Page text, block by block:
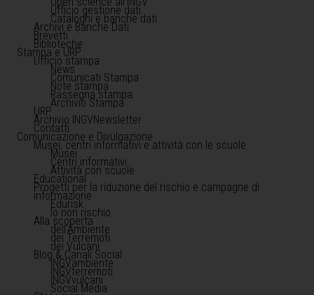
Ufficio gestione dati
Cataloghi e banche dati
Archivi e Banche Dati
Brevetti
Biblioteche
Stampa e URP
Ufficio stampa
News
Comunicati Stampa
Note stampa
Rassegna stampa
Archivio Stampa
URP
Archivio INGVNewsletter
Contatti
Comunicazione e Divulgazione
Musei, centri informativi e attività con le scuole
Musei
Centri informativi
Attività con scuole
Educational
Progetti per la riduzione del rischio e campagne di
informazione
Edurisk
Io non rischio
Alla scoperta
dell'Ambiente
dei Terremoti
dei Vulcani
Blog & Canali Social
INGVambiente
INGVterremoti
INGVvulcani
Social Media